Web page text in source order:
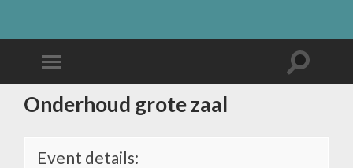
Onderhoud grote zaal
Event details: